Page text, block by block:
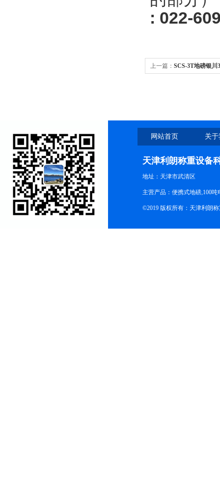
: 022-
上一篇： SCS-3T地磅银川
网站首页 关
天津利朗称重设备
地址：天津市武清区
主营产品：便携式地磅,100
©2019 版权所有：天津利朗